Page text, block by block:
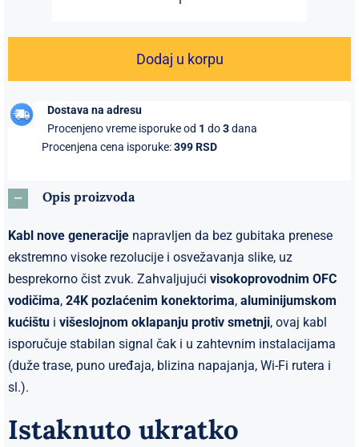
HDMI
Ultra
konektori
Dodaj u korpu
Dostava na adresu
Procenjeno vreme isporuke od 1 do3dana
Procenjena cena isporuke:399 RSD
Opis proizvoda
Kabl nove generacije napravljen da bez gubitaka prenese
ekstremno visoke rezolucije i osvežavanja slike, uz
besprekorno čist zvuk. Zahvaljujući visokoprovodnim OFC
vodičima, 24K pozlaćenim konektorima, aluminijumskom
kućištu i višeslojnom oklapanju protiv smetnji, ovaj kabl
isporučuje stabilan signal čak i u zahtevnim instalacijama
(duže trase, puno uređaja, blizina napajanja, Wi-Fi rutera i
sl.).
Istaknuto ukratko